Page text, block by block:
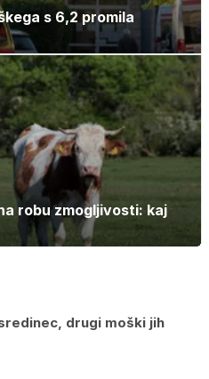
s 6,2 promila
robu zmogljivosti: kaj
drugi moški jih